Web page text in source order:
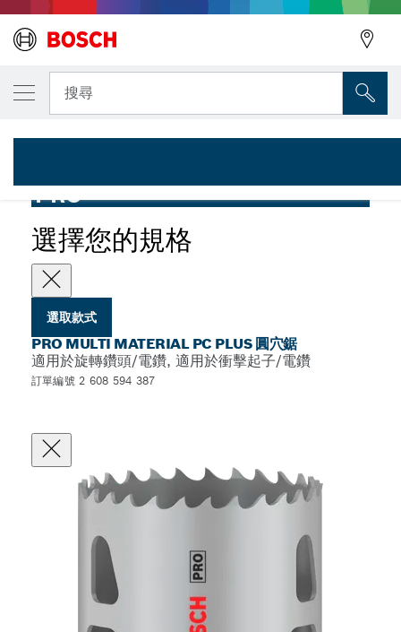
搜尋
... PRO Multi Material 快拆系統 Plus 圓穴鋸
PRO
選擇您的規格
選取款式
PRO MULTI MATERIAL PC PLUS 圓穴鋸
適用於旋轉鑽頭/電鑽, 適用於衝擊起子/電鑽
訂單編號 2 608 594 387
您選取的款式
PRO Multi Material PC Plus 圓穴鋸，51 mm
2 608 594 387